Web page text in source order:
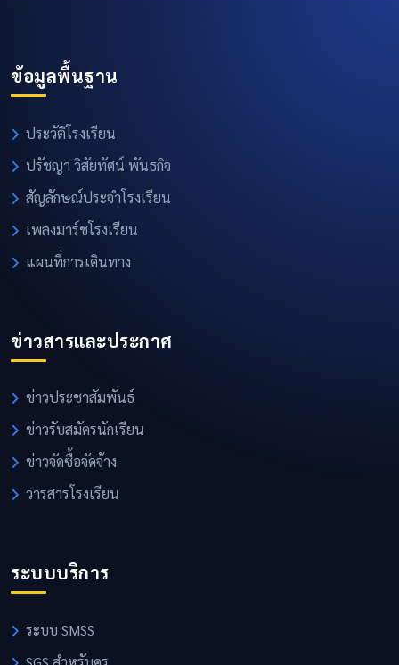
ข้อมูลพื้นฐาน
ประวัติโรงเรียน
ปรัชญา วิสัยทัศน์ พันธกิจ
สัญลักษณ์ประจำโรงเรียน
เพลงมาร์ชโรงเรียน
แผนที่การเดินทาง
ข่าวสารและประกาศ
ข่าวประชาสัมพันธ์
ข่าวรับสมัครนักเรียน
ข่าวจัดซื้อจัดจ้าง
วารสารโรงเรียน
ระบบบริการ
ระบบ SMSS